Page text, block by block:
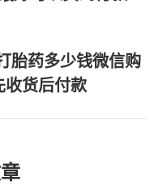
胎药多少钱微信购
收货后付款